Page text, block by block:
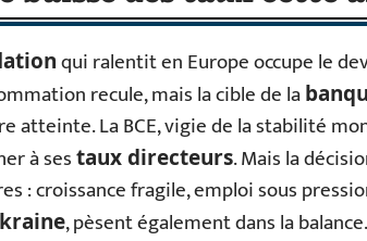
qui ralentit en Europe occupe le
recule, mais la cible de la
atteinte. La BCE, vigie de la stabilité
à sestaux directeurs. Mais la
: croissance fragile, emploi sous
, pèsent également dans la balance.